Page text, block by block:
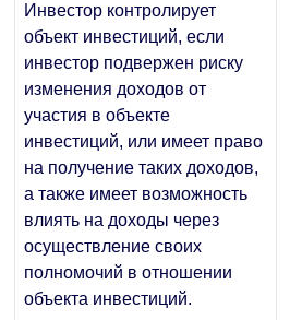
Инвестор контролирует
объект инвестиций, если
инвестор подвержен риску
изменения доходов от
участия в объекте
инвестиций, или имеет право
на получение таких доходов,
а также имеет возможность
влиять на доходы через
осуществление своих
полномочий в отношении
объекта инвестиций.